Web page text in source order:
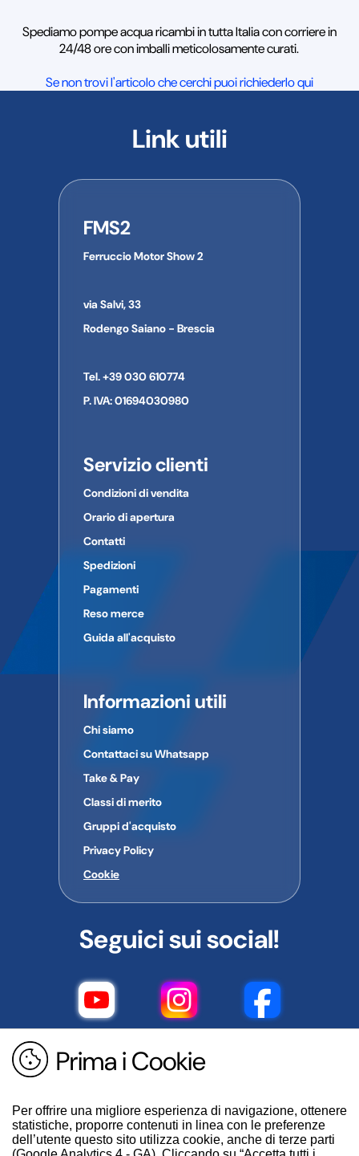
Prima i Cookie
Per offrire una migliore esperienza di navigazione, ottenere
statistiche, proporre contenuti in linea con le preferenze
dell’utente questo sito utilizza cookie, anche di terze parti
Spediamo pompe acqua ricambi in tutta Italia con corriere in
24/48 ore con imballi meticolosamente curati.
Se non trovi l'articolo che cerchi puoi richiederlo qui
Link utili
FMS2
Ferruccio Motor Show 2
via Salvi, 33
Rodengo Saiano - Brescia
Tel. +39 030 610774
P. IVA: 01694030980
Servizio clienti
Condizioni di vendita
Orario di apertura
Contatti
Spedizioni
Pagamenti
Reso merce
Guida all'acquisto
Informazioni utili
Chi siamo
Contattaci su Whatsapp
Take & Pay
Classi di merito
Gruppi d'acquisto
Privacy Policy
Cookie
Seguici sui social!